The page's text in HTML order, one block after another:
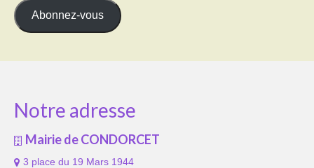
mail
Abonnez-vous
Notre adresse
Mairie de CONDORCET
3 place du 19 Mars 1944